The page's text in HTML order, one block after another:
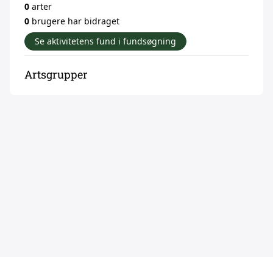
0 arter
0 brugere har bidraget
Se aktivitetens fund i fundsøgning
Artsgrupper